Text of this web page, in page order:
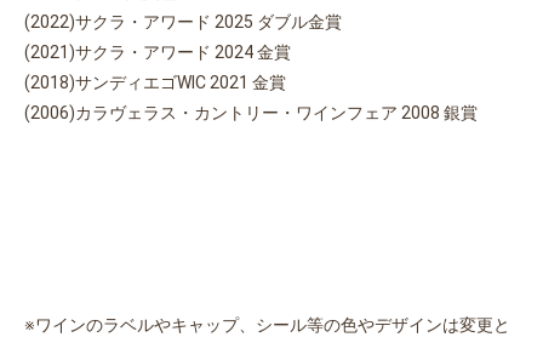
(2022)サクラ・アワード 2025 ダブル金賞
(2021)サクラ・アワード 2024 金賞
(2018)サンディエゴWIC 2021 金賞
(2006)カラヴェラス・カントリー・ワインフェア 2008 銀賞
※ワインのラベルやキャップ、シール等の色やデザインは変更と